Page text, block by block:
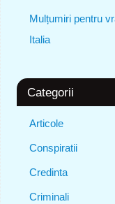
Mulțumiri pentru
Italia
Categorii
Articole
Conspiratii
Credinta
Criminali